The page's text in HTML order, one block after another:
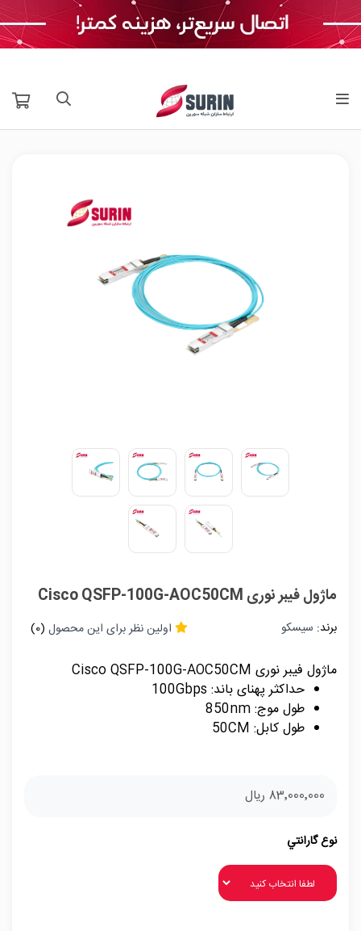
ماژول فیبر نوری Cisco QSFP-100G-AOC50CM
برند: سیسکو اولین نظر برای این محصول (0)
ماژول فیبر نوری Cisco QSFP-100G-AOC50CM
حداکثر پهنای باند: 100Gbps
طول موج: 850nm
طول کابل: 50CM
83٬000٬000 ریال
نوع گارانتي